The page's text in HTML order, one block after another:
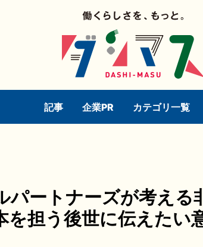
記事 企業PR カテゴリ一覧
パートナーズが考える
を担う後世に伝えたい